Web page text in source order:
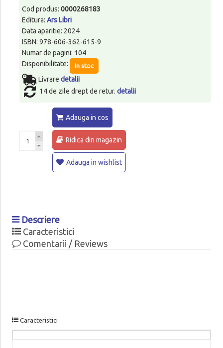
Cod produs: 0000268183
Editura: Ars Libri
Data aparitie: 2024
ISBN: 978-606-362-615-9
Numar de pagini: 104
Disponibilitate:
In stoc
Livrare detalii
14 de zile drept de retur. detalii
Adauga in cos
Ridica din magazin
Adauga in wishlist
Descriere
Caracteristici
Comentarii / Reviews
Caracteristici